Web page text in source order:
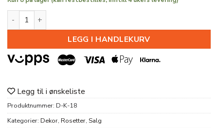
var: er:
ROSETT K-18 EPS 520MM antall
LEGG I HANDLEKURV
Legg til i ønskeliste
Produktnummer: D-K-18
Kategorier: Dekor, Rosetter, Salg